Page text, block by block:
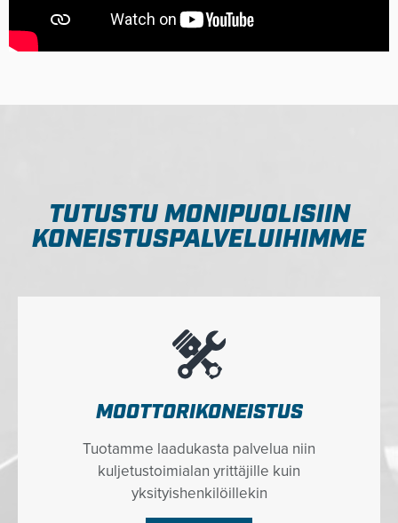
TUTUSTU MONIPUOLISIIN
KONEISTUSPALVELUIHIMME
MOOTTORIKONEISTUS
Tuotamme laadukasta palvelua niin
kuljetustoimialan yrittäjille kuin
yksityishenkilöillekin